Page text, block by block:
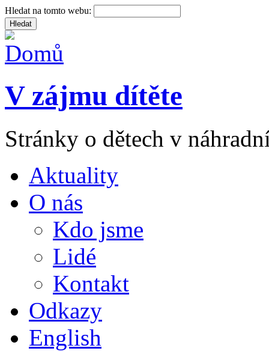
Hledat na tomto webu:
V zájmu dítěte
Stránky o dětech v
Aktuality
O nás
Kdo jsme
Lidé
Kontakt
Odkazy
English